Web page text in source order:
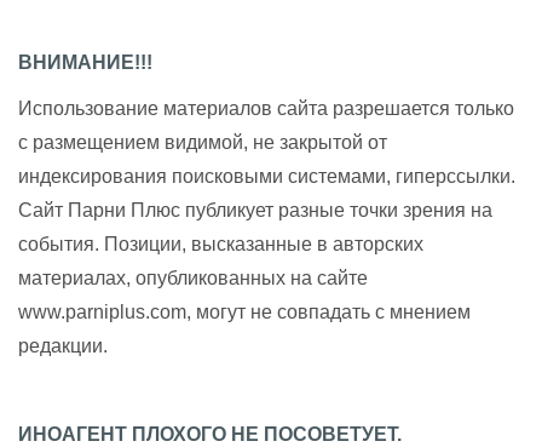
ВНИМАНИЕ!!!
Использование материалов сайта разрешается только
с размещением видимой, не закрытой от
индексирования поисковыми системами, гиперссылки.
Сайт Парни Плюс публикует разные точки зрения на
события. Позиции, высказанные в авторских
материалах, опубликованных на сайте
www.parniplus.com, могут не совпадать с мнением
редакции.
ИНОАГЕНТ ПЛОХОГО НЕ ПОСОВЕТУЕТ.